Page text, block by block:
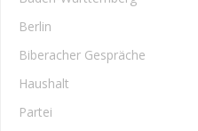
Berlin
Biberacher Gespräche
Haushalt
Partei